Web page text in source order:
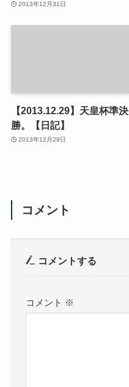
2013年12月31日
【2013.12.29】天皇杯準決
勝。【日記】
2013年12月29日
コメント
コメントする
コメント ※